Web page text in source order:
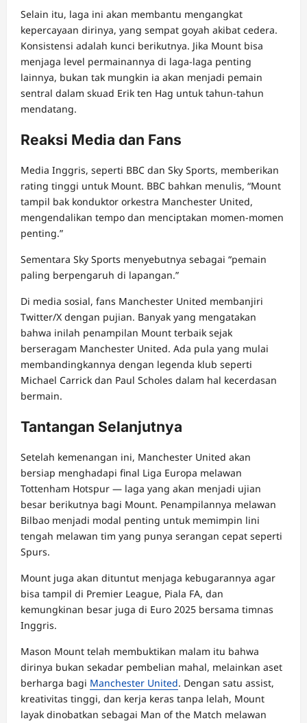
Selain itu, laga ini akan membantu mengangkat
kepercayaan dirinya, yang sempat goyah akibat cedera.
Konsistensi adalah kunci berikutnya. Jika Mount bisa
menjaga level permainannya di laga-laga penting
lainnya, bukan tak mungkin ia akan menjadi pemain
sentral dalam skuad Erik ten Hag untuk tahun-tahun
mendatang.
Reaksi Media dan Fans
Media Inggris, seperti BBC dan Sky Sports, memberikan
rating tinggi untuk Mount. BBC bahkan menulis, “Mount
tampil bak konduktor orkestra Manchester United,
mengendalikan tempo dan menciptakan momen-momen
penting.”
Sementara Sky Sports menyebutnya sebagai “pemain
paling berpengaruh di lapangan.”
Di media sosial, fans Manchester United membanjiri
Twitter/X dengan pujian. Banyak yang mengatakan
bahwa inilah penampilan Mount terbaik sejak
berseragam Manchester United. Ada pula yang mulai
membandingkannya dengan legenda klub seperti
Michael Carrick dan Paul Scholes dalam hal kecerdasan
bermain.
Tantangan Selanjutnya
Setelah kemenangan ini, Manchester United akan
bersiap menghadapi final Liga Europa melawan
Tottenham Hotspur — laga yang akan menjadi ujian
besar berikutnya bagi Mount. Penampilannya melawan
Bilbao menjadi modal penting untuk memimpin lini
tengah melawan tim yang punya serangan cepat seperti
Spurs.
Mount juga akan dituntut menjaga kebugarannya agar
bisa tampil di Premier League, Piala FA, dan
kemungkinan besar juga di Euro 2025 bersama timnas
Inggris.
Mason Mount telah membuktikan malam itu bahwa
dirinya bukan sekadar pembelian mahal, melainkan aset
berharga bagi Manchester United. Dengan satu assist,
kreativitas tinggi, dan kerja keras tanpa lelah, Mount
layak dinobatkan sebagai Man of the Match melawan